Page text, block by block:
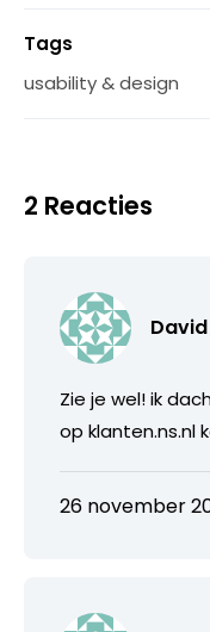
Tags
usability & design
2 Reacties
Zie je wel! ik
op klanten.ns.nl
26 november